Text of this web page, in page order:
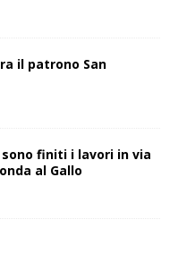
il patrono San
sono finiti i lavori in via
al Gallo